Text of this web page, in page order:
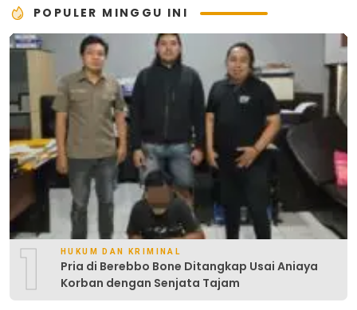
POPULER MINGGU INI
1 HUKUM DAN KRIMINAL
Pria di Berebbo Bone Ditangkap Usai Aniaya
Korban dengan Senjata Tajam